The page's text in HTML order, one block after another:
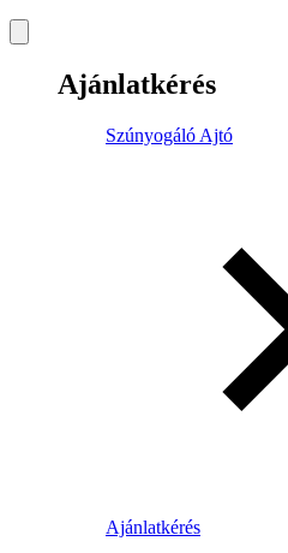
Ajánlatkérés
Szúnyogáló Ajtó
Ajánlatkérés